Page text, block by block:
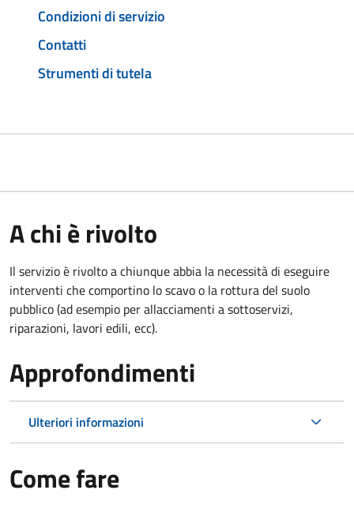
Condizioni di servizio
Contatti
Strumenti di tutela
A chi è rivolto
Il servizio è rivolto a chiunque abbia la necessità di eseguire
interventi che comportino lo scavo o la rottura del suolo
pubblico (ad esempio per allacciamenti a sottoservizi,
riparazioni, lavori edili, ecc).
Approfondimenti
Ulteriori informazioni
Come fare